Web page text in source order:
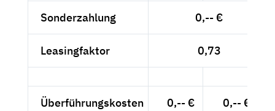
Sonderzahlung 0,-- €
Leasingfaktor 0,73
Überführungskosten 0,-- € 0,-- €